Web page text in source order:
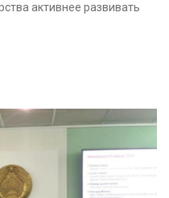
активнее развивать